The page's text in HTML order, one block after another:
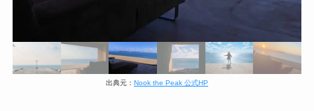
出典元： Nook the Peak 公式HP